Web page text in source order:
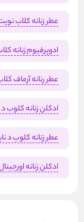
عطر زنانه کلاب
ادوپرفیوم‌ زنانه
عطر رنانه آرماف
ادکلن زنانه کلوب
عطر زنانه کلوب د
ادکلن زنانه